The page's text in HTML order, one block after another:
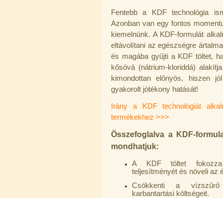
Fentebb a KDF technológia
Azonban van egy fontos
kiemelnünk. A KDF-formulát
eltávolítani az egészségre
és magába gyűjti a KDF töltet,
kősóvá (nátrium-kloriddá)
kimondottan előnyös, hiszen
gyakorolt jótékony hatását!
Irány a KDF technológiát
termékekhez >>>
Összefoglalva a KDF-
mondhatjuk:
A KDF töltet
teljesítményét és növeli az
Csökkenti a vízszűrő
karbantartási költségeit.